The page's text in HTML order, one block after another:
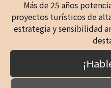
Más de 25 años
proyectos turísticos de
estrategia y sensibilidad